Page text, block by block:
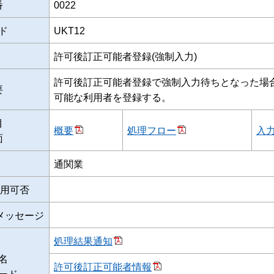
0022
UKT12
許可後訂正可能者登録(強制入力)
許可後訂正可能者登録で強制入力待ちとなった
可能な利用者を登録する。
概要 処理フロー 入
通関業
可否
ッセージ
処理結果通知
許可後訂正可能者情報